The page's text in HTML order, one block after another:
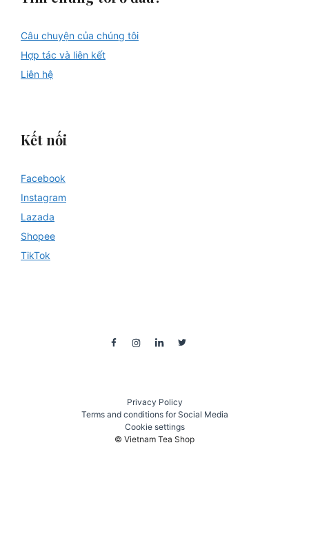
Câu chuyện của chúng tôi
Hợp tác và liên kết
Liên hệ
Kết nối
Facebook
Instagram
Lazada
Shopee
TikTok
Privacy Policy
Terms and conditions for Social Media
Cookie settings
© Vietnam Tea Shop